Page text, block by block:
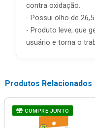
contra oxidação.
- Possui olho de
- Produto leve, que
usuário e torna o
Produtos Relacionados
COMPRE JUNTO